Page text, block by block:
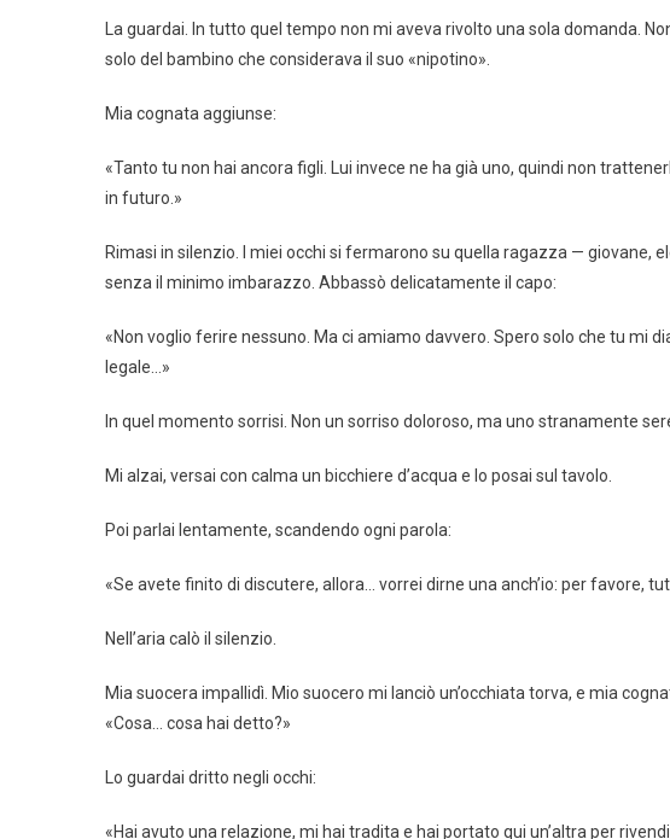
La guardai. In tutto quel tempo non mi aveva rivolto una sola domanda.
solo del bambino che considerava il suo «nipotino».
Mia cognata aggiunse:
«Tanto tu non hai ancora figli. Lui invece ne ha già uno, quindi non
in futuro.»
Rimasi in silenzio. I miei occhi si fermarono su quella ragazza — giovane,
senza il minimo imbarazzo. Abbassò delicatamente il capo:
«Non voglio ferire nessuno. Ma ci amiamo davvero. Spero solo che tu mi
legale…»
In quel momento sorrisi. Non un sorriso doloroso, ma uno stranamente
Mi alzai, versai con calma un bicchiere d’acqua e lo posai sul tavolo.
Poi parlai lentamente, scandendo ogni parola:
«Se avete finito di discutere, allora… vorrei dirne una anch’io: per favore,
Nell’aria calò il silenzio.
Mia suocera impallidì. Mio suocero mi lanciò un’occhiata torva, e mia
«Cosa… cosa hai detto?»
Lo guardai dritto negli occhi:
«Hai avuto una relazione, mi hai tradita e hai portato qui un’altra per